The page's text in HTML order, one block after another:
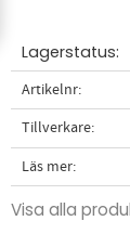
Lagerstatus
Artikelnr
Tillverkare
Läs mer
Visa alla